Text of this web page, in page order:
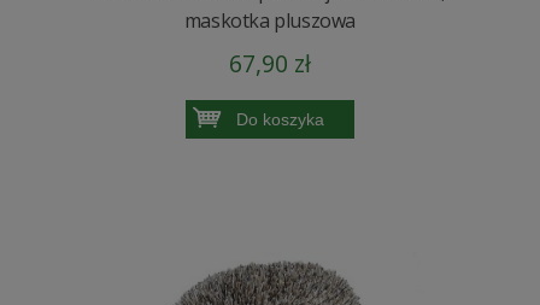
maskotka pluszowa
67,90 zł
Do koszyka